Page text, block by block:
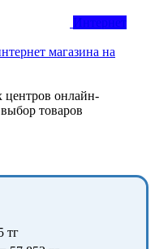
Интернет
магазина на
онлайн-
товаров
тг